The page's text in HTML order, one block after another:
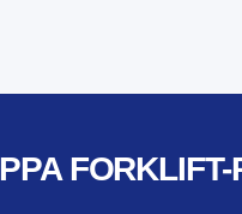
FORKLIFT-